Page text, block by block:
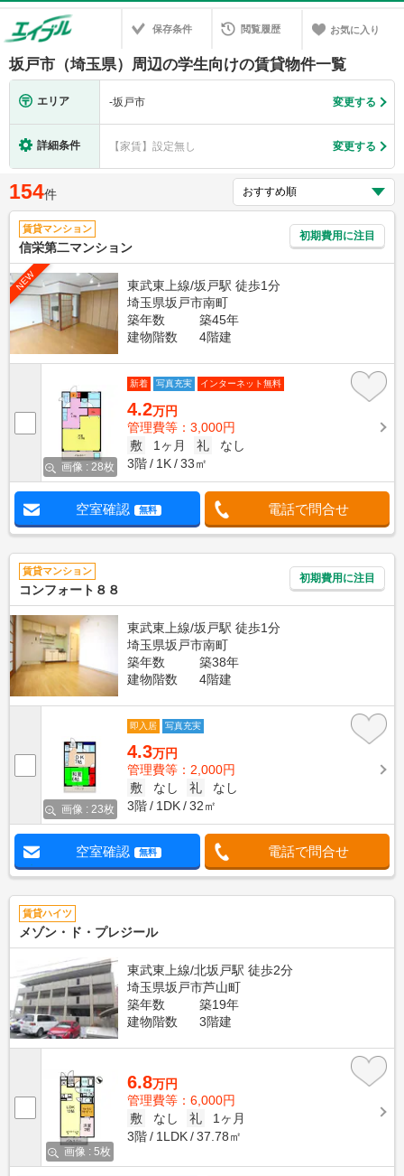
保存条件 閲覧履歴 お気に入り
坂戸市（埼玉県）周辺の学生向けの賃貸物件一覧
エリア -坂戸市 変更する
詳細条件 【家賃】設定無し 変更する
154件
賃貸マンション
信栄第二マンション
初期費用に注目
NEW
東武東上線/坂戸駅 徒歩1分
埼玉県坂戸市南町
築年数
築45年
建物階数
4階建
画像 : 28枚
新着 写真充実 インターネット無料
4.2万円
管理費等：3,000円
敷
1ヶ月 礼
なし
3階
1K 33㎡
空室確認 無料 電話で問合せ
賃貸マンション
コンフォート８８
初期費用に注目
東武東上線/坂戸駅 徒歩1分
埼玉県坂戸市南町
築年数
築38年
建物階数
4階建
画像 : 23枚
即入居 写真充実
4.3万円
管理費等：2,000円
敷
なし 礼
なし
3階
1DK 32㎡
空室確認 無料 電話で問合せ
賃貸ハイツ
メゾン・ド・プレジール
東武東上線/北坂戸駅 徒歩2分
埼玉県坂戸市芦山町
築年数
築19年
建物階数
3階建
画像 : 5枚
6.8万円
管理費等：6,000円
敷
なし 礼
1ヶ月
3階
1LDK 37.78㎡